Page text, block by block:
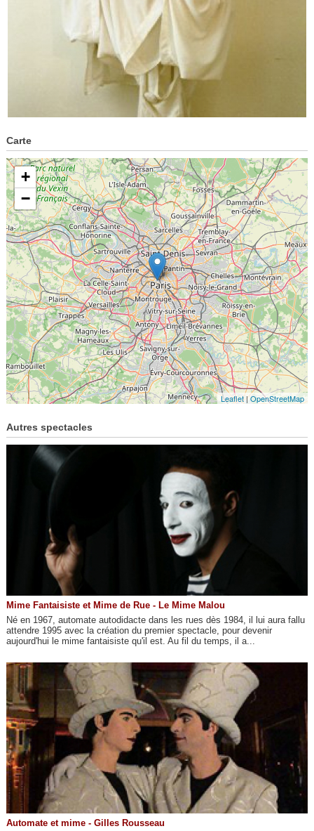
Carte
+
−
Leaflet|OpenStreetMap
Autres spectacles
Mime Fantaisiste et Mime de Rue - Le Mime Malou
Né en 1967, automate autodidacte dans les rues dès 1984, il lui aura fallu
attendre 1995 avec la création du premier spectacle, pour devenir
aujourd'hui le mime fantaisiste qu'il est. Au fil du temps, il a...
Automate et mime - Gilles Rousseau